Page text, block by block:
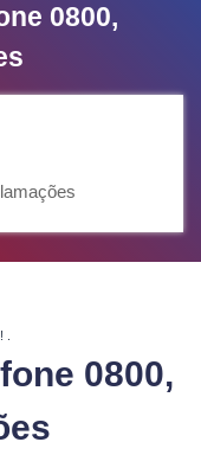
0800,
0800,